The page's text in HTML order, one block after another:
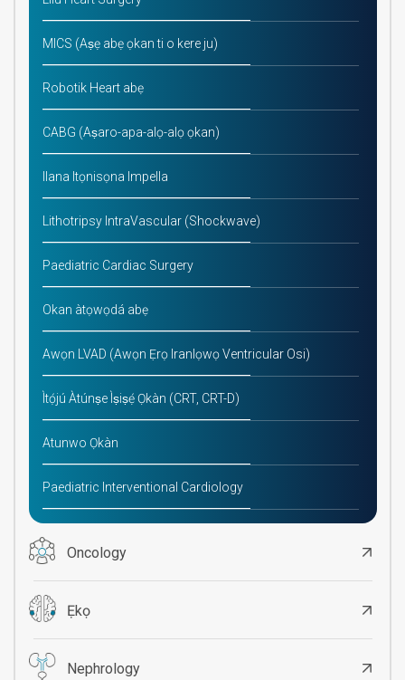
MICS (Aṣẹ abẹ ọkan ti o kere ju)
Robotik Heart abẹ
CABG (Aṣaro-apa-alọ-alọ ọkan)
Ilana Itọnisọna Impella
Lithotripsy IntraVascular (Shockwave)
Paediatric Cardiac Surgery
Okan àtọwọdá abẹ
Awọn LVAD (Awọn Ẹrọ Iranlọwọ Ventricular Osi)
Ìtọ́jú Àtúnṣe Ìṣiṣẹ́ Ọkàn (CRT, CRT-D)
Atunwo Ọkàn
Paediatric Interventional Cardiology
Oncology
Ẹkọ
Nephrology